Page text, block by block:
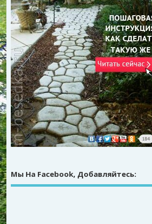
Мы На Facebook, Добавляйтесь: